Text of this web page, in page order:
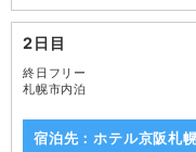
2日目
終日フリー
札幌市内泊
宿泊先：ホテル京阪札